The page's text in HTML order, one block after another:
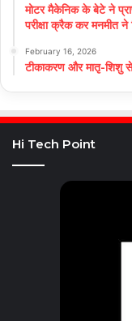
मोटर मैकेनिक के बेटे ने
परीक्षा क्रैक कर मनमीत ने
February 16, 2026
टीकाकरण और मातृ-शिशु
Hi Tech Point